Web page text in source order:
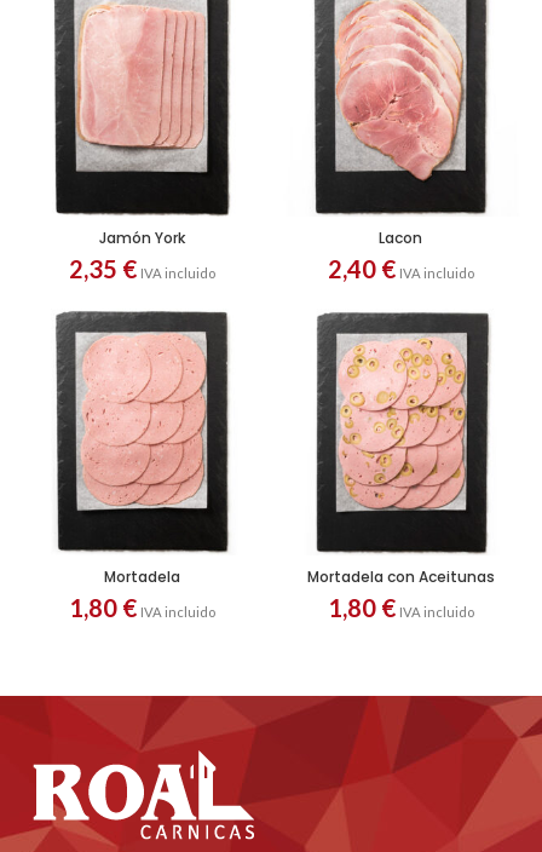
Jamón York
2,35 € IVA incluido
Lacon
2,40 € IVA incluido
Mortadela
1,80 € IVA incluido
Mortadela con Aceitunas
1,80 € IVA incluido